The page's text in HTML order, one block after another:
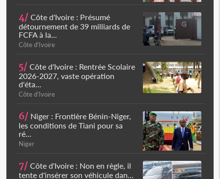
4/ Côte d'Ivoire : Présumé
détournement de 39 milliards de
FCFA à la...
Côte d'Ivoire
5/ Côte d'Ivoire : Rentrée Scolaire
2026-2027, vaste opération
d'éta...
Côte d'Ivoire
6/ Niger : Frontière Bénin-Niger,
les conditions de Tiani pour sa
ré...
Niger
7/ Côte d'Ivoire : Non en règle, il
tente d'insérer son véhicule dan...